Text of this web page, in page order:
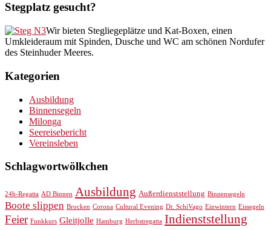
Stegplatz gesucht?
Wir bieten Stegliegeplätze und Kat-Boxen, einen
Umkleideraum mit Spinden, Dusche und WC am schönen Nordufer
des Steinhuder Meeres.
Kategorien
Ausbildung
Binnensegeln
Milonga
Seereisebericht
Vereinsleben
Schlagwortwölkchen
24h-Regatta AD Binnen Ausbildung Außerdienststellung Binnensegeln
Boote slippen Brocken Corona Cultural Evening Dr. SchiVago Einwintern Eissegeln
Feier Funkkurs Gleitjolle Hamburg Herbstregatta Indienststellung